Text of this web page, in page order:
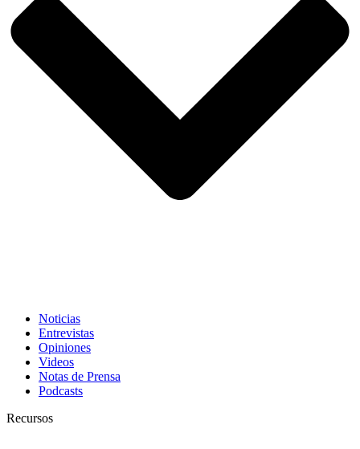
Noticias
Entrevistas
Opiniones
Videos
Notas de Prensa
Podcasts
Recursos